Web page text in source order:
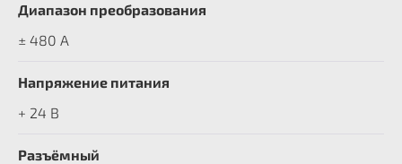
Диапазон преобразования
± 480 A
Напряжение питания
+ 24 В
Разъёмный